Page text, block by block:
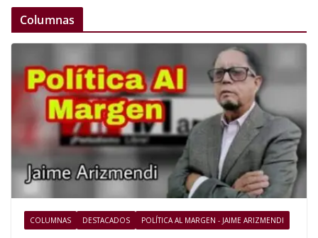
Columnas
COLUMNAS DESTACADOS POLÍTICA AL MARGEN - JAIME ARIZMENDI